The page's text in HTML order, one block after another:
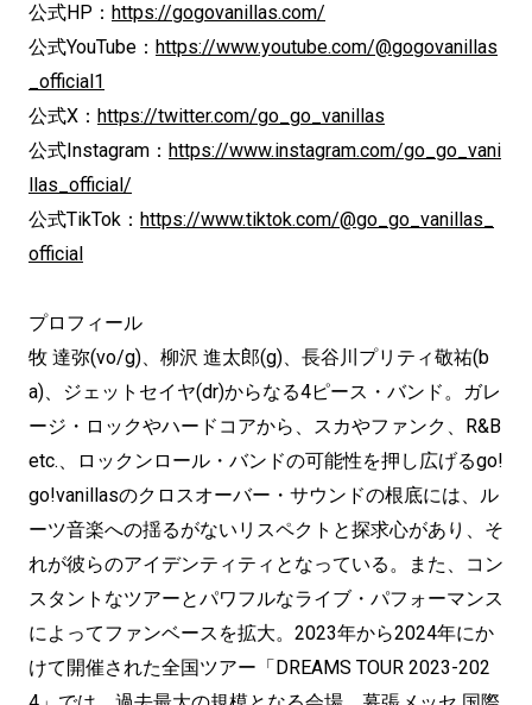
公式HP： https://gogovanillas.com/
公式YouTube： https://www.youtube.com/@gogovanillas
_official1
公式X： https://twitter.com/go_go_vanillas
公式Instagram： https://www.instagram.com/go_go_vani
llas_official/
公式TikTok： https://www.tiktok.com/@go_go_vanillas_
official
プロフィール
牧 達弥(vo/g)、柳沢 進太郎(g)、長谷川プリティ敬祐(b
a)、ジェットセイヤ(dr)からなる4ピース・バンド。ガレ
ージ・ロックやハードコアから、スカやファンク、R&B
etc.、ロックンロール・バンドの可能性を押し広げるgo!
go!vanillasのクロスオーバー・サウンドの根底には、ル
ーツ音楽への揺るがないリスペクトと探求心があり、そ
れが彼らのアイデンティティとなっている。また、コン
スタントなツアーとパワフルなライブ・パフォーマンス
によってファンベースを拡大。2023年から2024年にか
けて開催された全国ツアー「DREAMS TOUR 2023-202